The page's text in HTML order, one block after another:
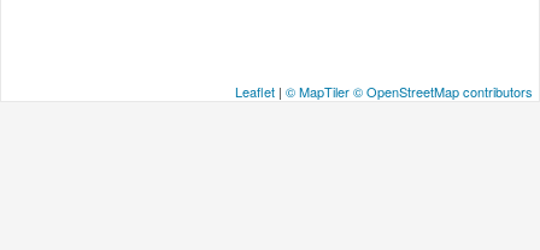
Leaflet | © MapTiler© OpenStreetMap contributors